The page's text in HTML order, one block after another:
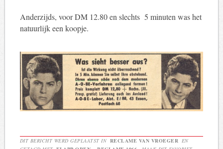
Anderzijds, voor DM 12.80 en slechts 5 minuten was het
natuurlijk een koopje.
DIT BERICHT WERD GEPLAATST IN RECLAME VAN VROEGER EN